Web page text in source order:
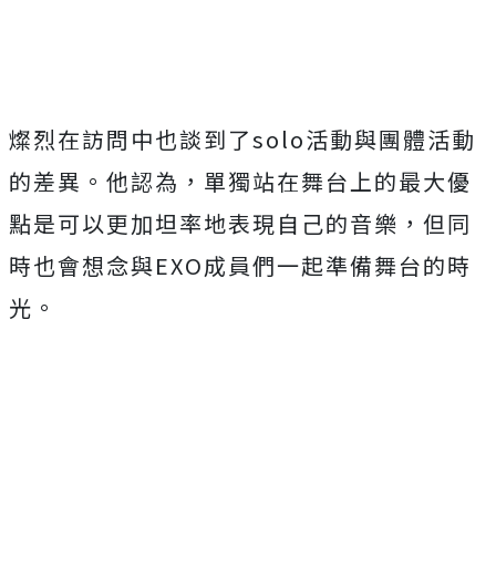
燦烈在訪問中也談到了solo活動與團體活動
的差異。他認為，單獨站在舞台上的最大優
點是可以更加坦率地表現自己的音樂，但同
時也會想念與EXO成員們一起準備舞台的時
光。